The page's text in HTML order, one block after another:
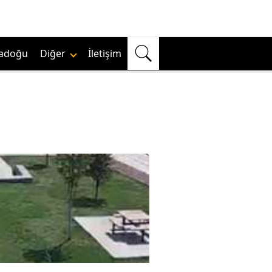
Diğer İletişim